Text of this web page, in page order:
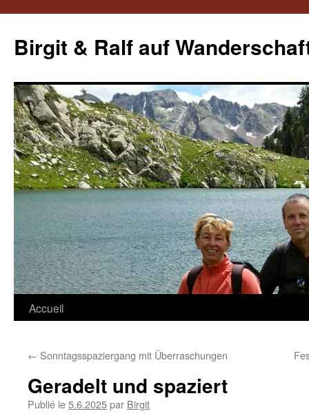
contenu
Birgit & Ralf auf
Accueil
← Sonntagsspaziergang mit Überraschungen
Geradelt und spaziert
Publié le5.6.2025par Birgit